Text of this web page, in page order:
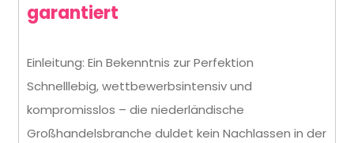
garantiert
Kulissen:
Wie
Kirpa
Einleitung: Ein Bekenntnis zur Perfektion
Schnelllebig, wettbewerbsintensiv und
kompromisslos – die niederländische
Großhandelsbranche duldet kein Nachlassen in der